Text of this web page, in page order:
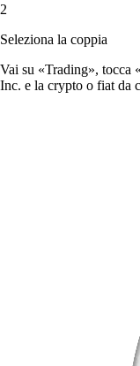
2
Seleziona la coppia
Vai su «Trading», tocca
Inc. e la crypto o fiat da